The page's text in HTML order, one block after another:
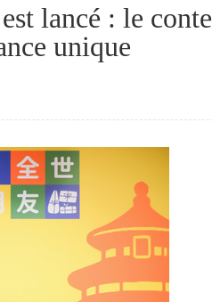
lancé : le conte
unique